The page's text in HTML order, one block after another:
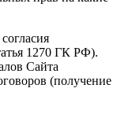
1270 ГК РФ).
Сайта
(получение